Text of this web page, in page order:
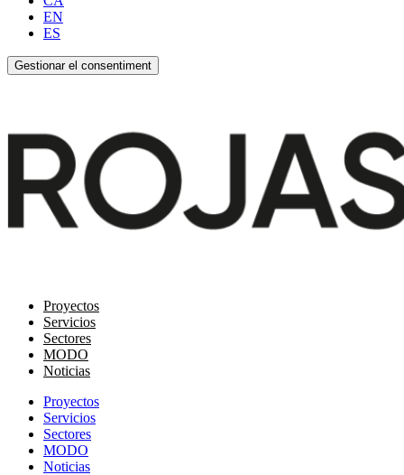
EN
ES
Gestionar el consentiment
Proyectos
Servicios
Sectores
MODO
Noticias
Proyectos
Servicios
Sectores
MODO
Noticias